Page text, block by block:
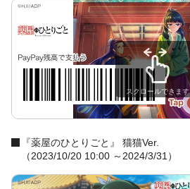
スクロールできます
『薬屋のひとりごと』 猫猫Ver.
（2023/10/20 10:00 ～2024/3/31）